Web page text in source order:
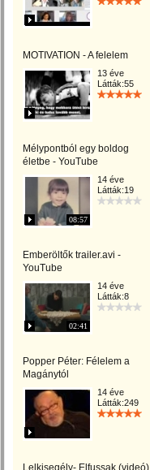
MOTIVATION - A felelem
13 éve
Látták:55
Mélypontból egy boldog
életbe - YouTube
08:57
14 éve
Látták:19
Emberöltők trailer.avi -
YouTube
02:41
14 éve
Látták:8
Popper Péter: Félelem a
Magánytól
14 éve
Látták:249
Lelkisegély- Elfussak (videó)